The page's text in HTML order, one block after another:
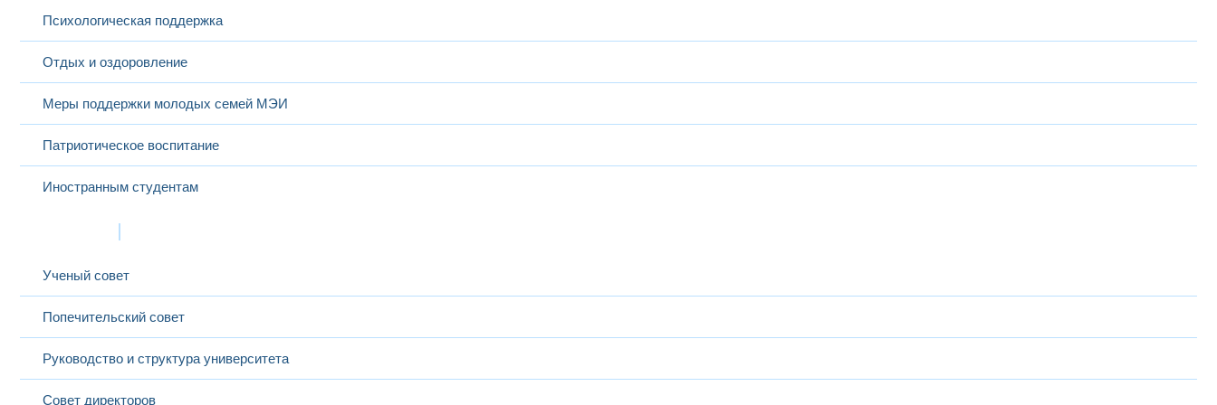
Психологическая поддержка
Отдых и оздоровление
Меры поддержки молодых семей МЭИ
Патриотическое воспитание
Иностранным студентам
Ученый совет
Попечительский совет
Руководство и структура университета
Совет директоров